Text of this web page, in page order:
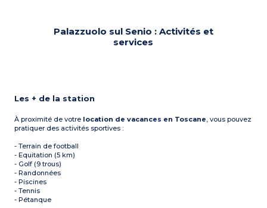
Palazzuolo sul Senio : Activités et
services
Les + de la station
À proximité de votre location de vacances en Toscane, vous pouvez
pratiquer des activités sportives :
- Terrain de football
- Equitation (5 km)
- Golf (9 trous)
- Randonnées
- Piscines
- Tennis
- Pétanque